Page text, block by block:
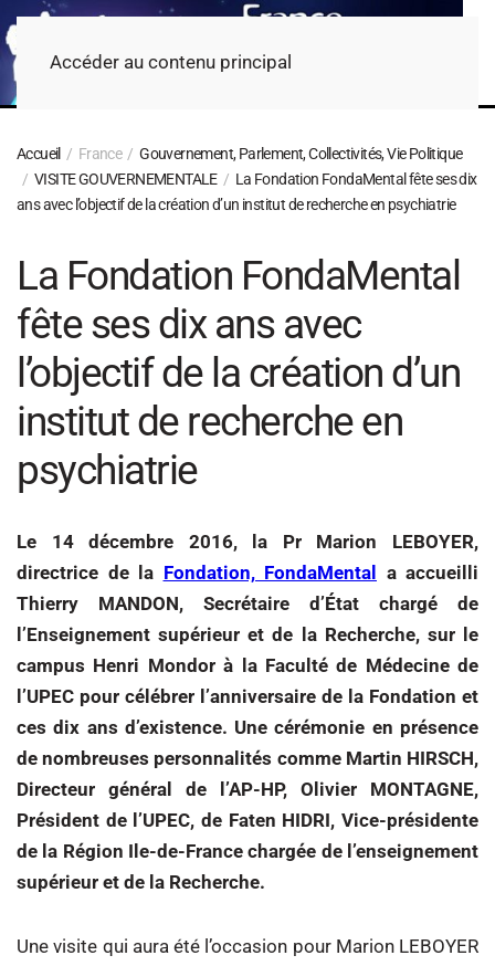
Accéder au contenu principal
Accueil France
Gouvernement, Parlement, Collectivités, Vie Politique
VISITE GOUVERNEMENTALE
La Fondation FondaMental fête ses dix
ans avec l’objectif de la création d’un institut de recherche en psychiatrie
La Fondation FondaMental
fête ses dix ans avec
l’objectif de la création d’un
institut de recherche en
psychiatrie
Le 14 décembre 2016, la Pr Marion LEBOYER,
directrice de la Fondation, FondaMental
a accueilli
Thierry MANDON, Secrétaire d’État chargé de
l’Enseignement supérieur et de la Recherche, sur le
campus Henri Mondor à la Faculté de Médecine de
l’UPEC pour célébrer l’anniversaire de la Fondation et
ces dix ans d’existence. Une cérémonie en présence
de nombreuses personnalités comme Martin HIRSCH,
Directeur général de l’AP-HP, Olivier MONTAGNE,
Président de l’UPEC, de Faten HIDRI, Vice-présidente
de la Région Ile-de-France chargée de l’enseignement
supérieur et de la Recherche.
Une visite qui aura été l’occasion pour Marion LEBOYER